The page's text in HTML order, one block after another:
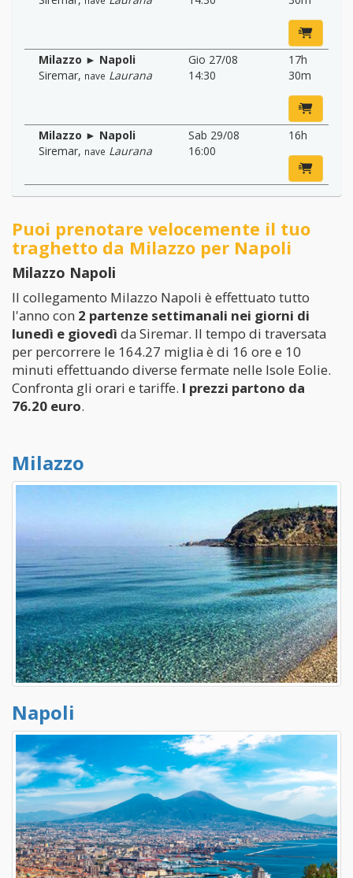
Milazzo ► Napoli
Siremar, nave Laurana
Gio 27/08
14:30
17h
30m
Milazzo ► Napoli
Siremar, nave Laurana
Sab 29/08
16:00
16h
Puoi prenotare velocemente il tuo
traghetto da Milazzo per Napoli
Milazzo Napoli
Il collegamento Milazzo Napoli è effettuato tutto
l'anno con 2 partenze settimanali nei giorni di
lunedì e giovedì da Siremar. Il tempo di traversata
per percorrere le 164.27 miglia è di 16 ore e 10
minuti effettuando diverse fermate nelle Isole Eolie.
Confronta gli orari e tariffe. I prezzi partono da
76.20 euro.
Milazzo
Napoli